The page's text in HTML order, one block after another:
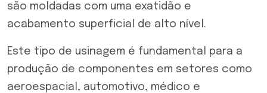
são moldadas com uma exatidão e
acabamento superficial de alto nível.
Este tipo de usinagem é fundamental para a
produção de componentes em setores como
aeroespacial, automotivo, médico e